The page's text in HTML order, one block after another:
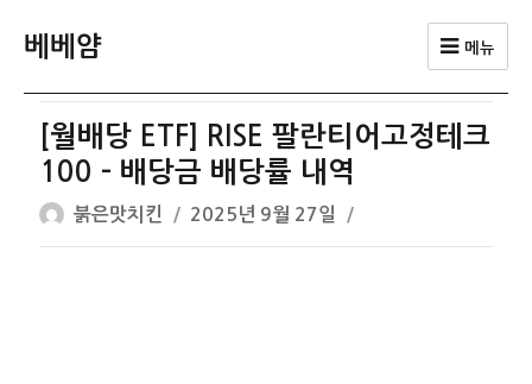
베베얌 메뉴
[월배당 ETF] RISE 팔란티어고정테크
100 – 배당금 배당률 내역
글
쓴
붉은맛치킨
작
성
2025년 9월 27일